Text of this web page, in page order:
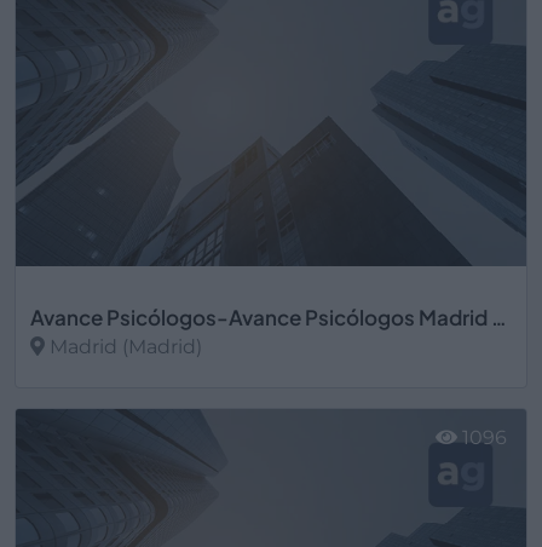
Avance Psicólogos-Avance Psicólogos Madrid S.L.
Madrid (Madrid)
1096